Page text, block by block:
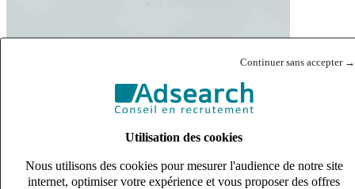
Continuer sans accepter →
Utilisation des cookies
Nous utilisons des cookies pour mesurer l'audience de notre site
internet, optimiser votre expérience et vous proposer des offres
Français English
s'adapter à vos besoin en recrutement
10 univers